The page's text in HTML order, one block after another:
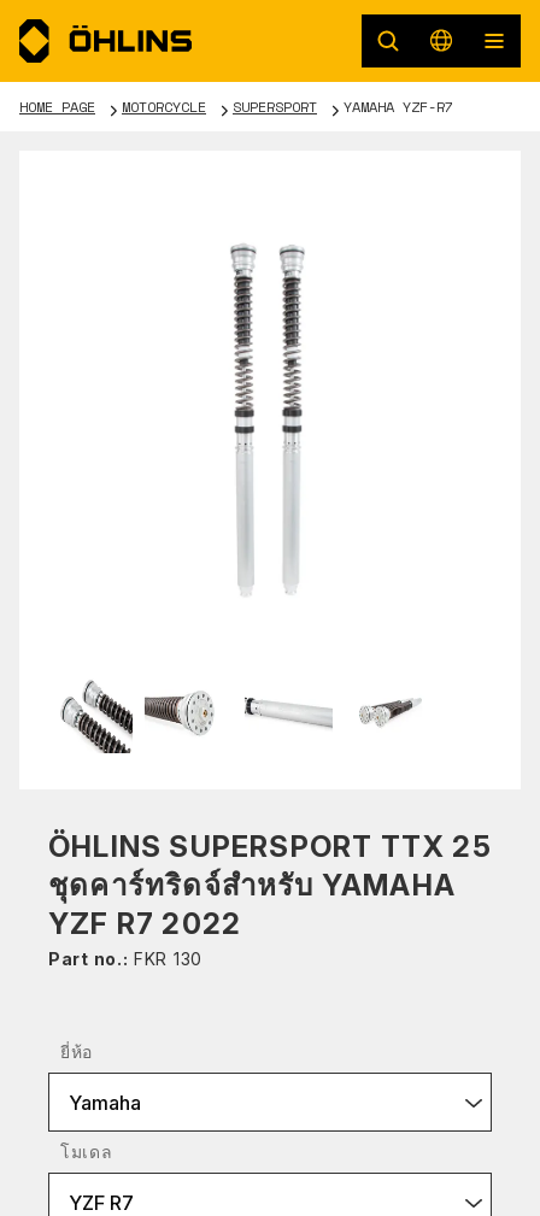
HOME PAGE MOTORCYCLE SUPERSPORT YAMAHA YZF-R7
ÖHLINS SUPERSPORT TTX 25
ชุดคาร์ทริดจ์สำหรับ YAMAHA
YZF R7 2022
Part no.: FKR 130
ยี่ห้อ
Yamaha
โมเดล
YZF R7